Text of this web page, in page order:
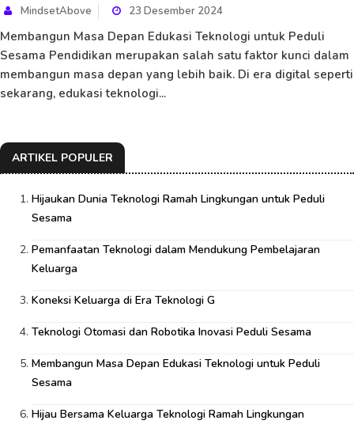
MindsetAbove 23 Desember 2024
Membangun Masa Depan Edukasi Teknologi untuk Peduli
Sesama Pendidikan merupakan salah satu faktor kunci dalam
membangun masa depan yang lebih baik. Di era digital seperti
sekarang, edukasi teknologi...
ARTIKEL POPULER
Hijaukan Dunia Teknologi Ramah Lingkungan untuk Peduli
Sesama
Pemanfaatan Teknologi dalam Mendukung Pembelajaran
Keluarga
Koneksi Keluarga di Era Teknologi G
Teknologi Otomasi dan Robotika Inovasi Peduli Sesama
Membangun Masa Depan Edukasi Teknologi untuk Peduli
Sesama
Hijau Bersama Keluarga Teknologi Ramah Lingkungan